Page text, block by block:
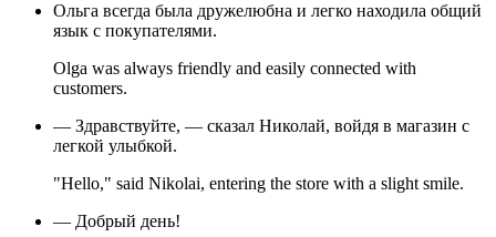
Ольга всегда была дружелюбна и легко находила общий
язык с покупателями.
Olga was always friendly and easily connected with
customers.
— Здравствуйте, — сказал Николай, войдя в магазин с
легкой улыбкой.
"Hello," said Nikolai, entering the store with a slight smile.
— Добрый день!